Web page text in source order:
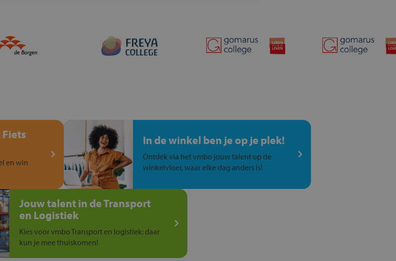
en win
In de winkel ben je op je plek!
Ontdek via het vmbo jouw talent op de
winkelvloer, waar elke dag anders is!
Jouw talent in de Transport
en Logistiek
Kies voor vmbo Transport en logistiek: daar
kun je mee thuiskomen!